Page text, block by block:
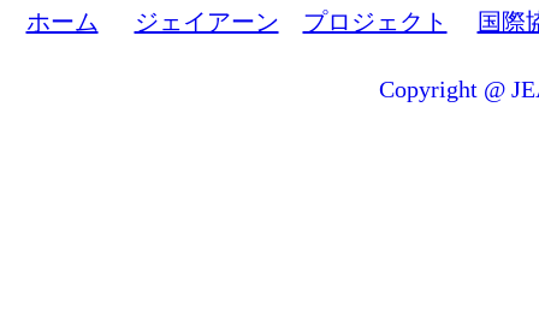
ホーム ジェイアーン プロジェクト 国際
Copyright @